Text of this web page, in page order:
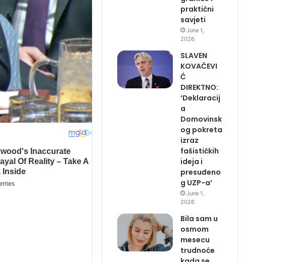
praktični
savjeti
June 1,
2026
SLAVEN
KOVAČEVI
Ć
DIREKTNO:
‘Deklaracij
a
Domovinsk
og pokreta
izraz
fašističkih
ideja i
presuđeno
g UZP-a’
June 1,
2026
Bila sam u
osmom
mesecu
trudnoće